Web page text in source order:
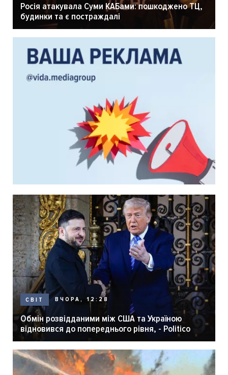
Росія атакувала Суми КАБами: пошкоджено ТЦ,
будинки та є постраждалі
СВІТ ВЧОРА, 12:28
Обмін розвідданими між США та Україною
відновився до попереднього рівня, - Politico